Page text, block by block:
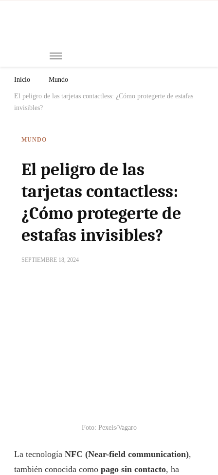
Inicio Mundo
El peligro de las tarjetas contactless: ¿Cómo protegerte de estafas
invisibles?
MUNDO
El peligro de las
tarjetas contactless:
¿Cómo protegerte de
estafas invisibles?
SEPTIEMBRE 18, 2024
Foto: Pexels/Vagaro
La tecnología NFC (Near-field communication),
también conocida como pago sin contacto, ha